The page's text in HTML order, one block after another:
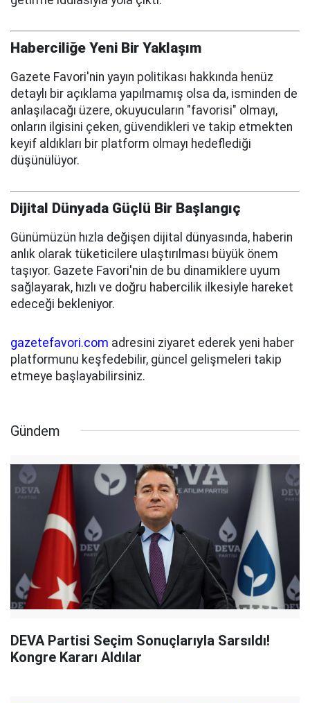
Haberciliğe Yeni Bir Yaklaşım
Gazete Favori'nin yayın politikası hakkında henüz
detaylı bir açıklama yapılmamış olsa da, isminden de
anlaşılacağı üzere, okuyucuların "favorisi" olmayı,
onların ilgisini çeken, güvendikleri ve takip etmekten
keyif aldıkları bir platform olmayı hedeflediği
düşünülüyor.
Dijital Dünyada Güçlü Bir Başlangıç
Günümüzün hızla değişen dijital dünyasında, haberin
anlık olarak tüketicilere ulaştırılması büyük önem
taşıyor. Gazete Favori'nin de bu dinamiklere uyum
sağlayarak, hızlı ve doğru habercilik ilkesiyle hareket
edeceği bekleniyor.
gazetefavori.com adresini ziyaret ederek yeni haber
platformunu keşfedebilir, güncel gelişmeleri takip
etmeye başlayabilirsiniz.
Gündem
DEVA Partisi Seçim Sonuçlarıyla Sarsıldı!
Kongre Kararı Aldılar